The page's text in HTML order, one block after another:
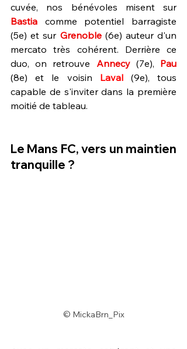
cuvée, nos bénévoles misent sur
Bastia comme potentiel barragiste
(5e) et sur Grenoble (6e) auteur d'un
mercato très cohérent. Derrière ce
duo, on retrouve Annecy (7e),
(8e) et le voisin Laval (9e), tous
capable de s'inviter dans la première
moitié de tableau.
Le Mans FC, vers un maintien
tranquille ?
© MickaBrn_Pix